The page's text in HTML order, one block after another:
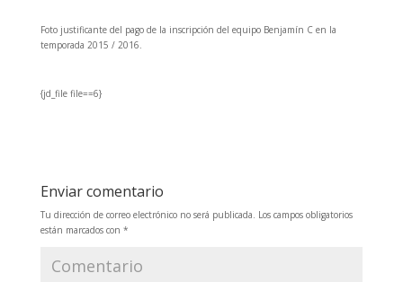
Foto justificante del pago de la inscripción del equipo Benjamín C en la
temporada 2015 / 2016.
{jd_file file==6}
Enviar comentario
Tu dirección de correo electrónico no será publicada. Los campos obligatorios
están marcados con *